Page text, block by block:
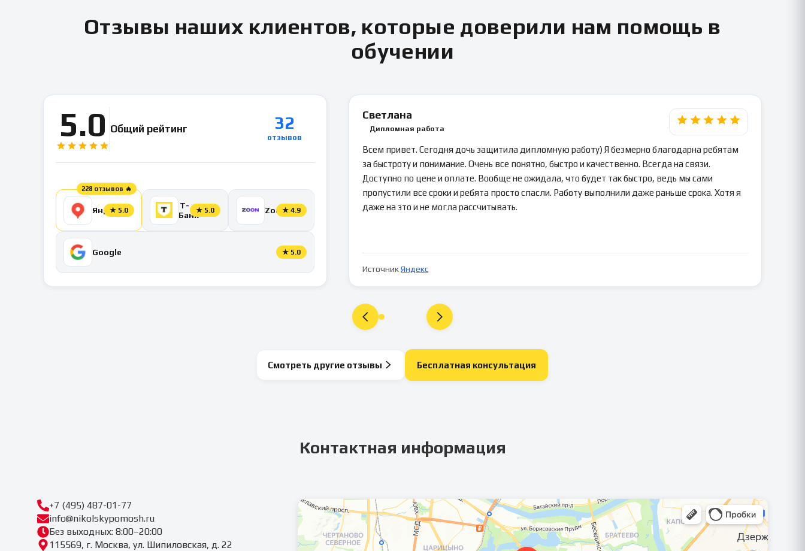
Отзывы наших клиентов, которые доверили нам помощь в
обучении
5.0 Общий рейтинг 32
отзывов
228 отзывов 🔥
Яндекс
★ 5.0
Т-
Банк★ 5.0 Zoon★4.9
Google ★ 5.0
Светлана
Дипломная работа
Всем привет. Сегодня дочь защитила дипломную работу) Я безмерно благодарна ребятам
за быстроту и понимание. Очень все понятно, быстро и качественно. Всегда на связи.
Доступно по цене и оплате. Вообще не ожидала, что будет так быстро, ведь мы сами
пропустили все сроки и ребята просто спасли. Работу выполнили даже раньше срока. Хотя я
даже на это и не могла рассчитывать.
Источник Яндекс
Смотреть другие отзывы Бесплатная консультация
Контактная информация
+7 (495) 487-01-77
info@nikolskypomosh.ru
Без выходных: 8:00–20:00
115569, г. Москва, ул. Шипиловская, д. 22